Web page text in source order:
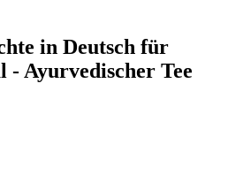
in Deutsch für
Ayurvedischer Tee